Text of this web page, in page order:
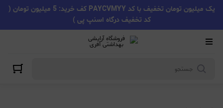
یک میلیون تومان تخفیف با کد PAYCVMYY کف خرید: 5 میلیون تومان (
کد تخفیف درگاه اسنپ پی )